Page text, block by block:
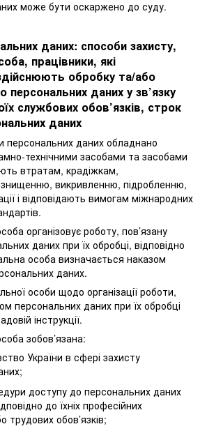
може бути оскаржено до суду.
даних: способи захисту,
працівники, які
обробку та/або
даних у зв’язку
службових обов’язків, строк
даних
персональних даних обладнано
технічними засобами та засобами
втратам, крадіжкам,
викривленню, підробленню,
і відповідають вимогам міжнародних
організовує роботу, пов’язану
даних при їх обробці, відповідно
особа визначається наказом
даних.
особи щодо організації роботи,
персональних даних при їх обробці
інструкції.
зобов’язана:
України в сфері захисту
доступу до персональних даних
до їхніх професійних
трудових обов’язків;